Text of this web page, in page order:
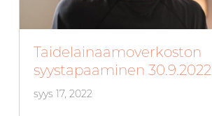
Taidelainaamoverkoston
syystapaaminen 30.9.2022
syys 17, 2022